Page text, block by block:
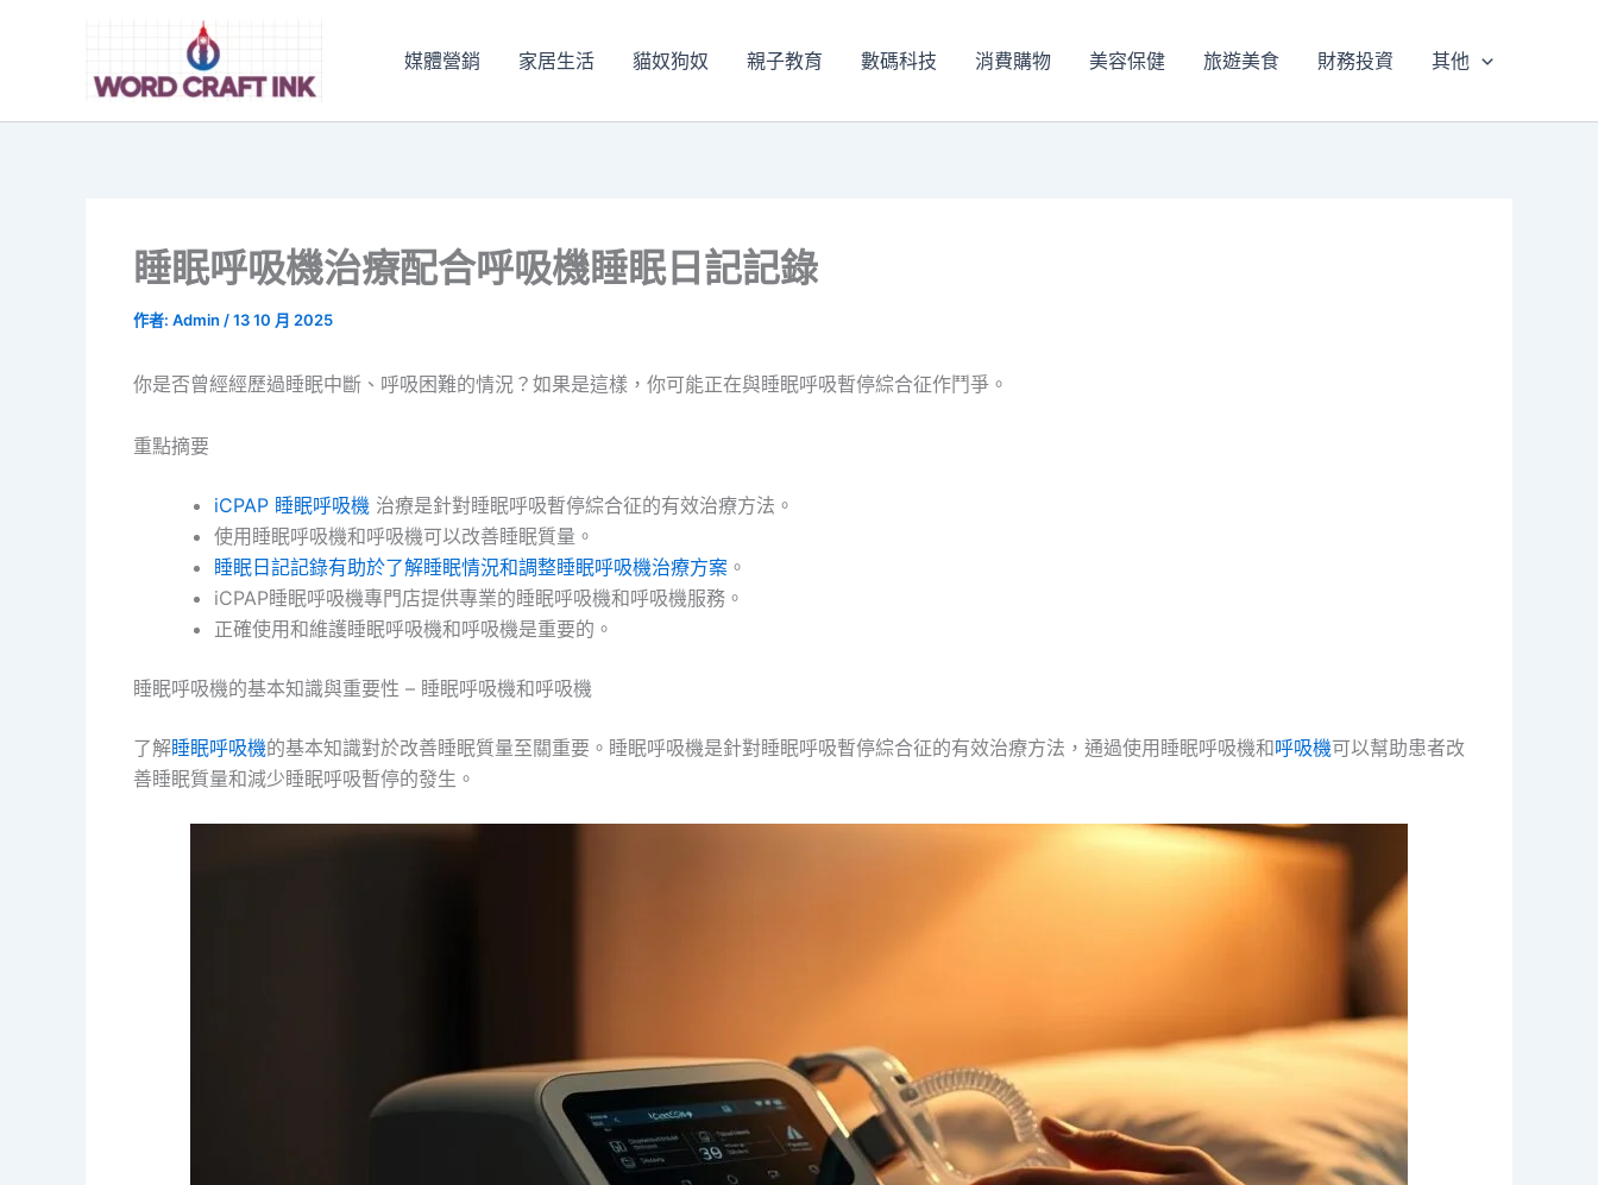
媒體營銷 家居生活 貓奴狗奴 親子教育 數碼科技 消費購物 美容保健 旅遊美食 財務投資 其他
睡眠呼吸機治療配合呼吸機睡眠日記記錄
作者: Admin /13 10 月 2025
你是否曾經經歷過睡眠中斷、呼吸困難的情況？如果是這樣，你可能正在與睡眠呼吸暫停綜合征作鬥爭。
重點摘要
iCPAP 睡眠呼吸機 治療是針對睡眠呼吸暫停綜合征的有效治療方法。
使用睡眠呼吸機和呼吸機可以改善睡眠質量。
睡眠日記記錄有助於了解睡眠情況和調整睡眠呼吸機治療方案 。
iCPAP睡眠呼吸機專門店提供專業的睡眠呼吸機和呼吸機服務。
正確使用和維護睡眠呼吸機和呼吸機是重要的。
睡眠呼吸機的基本知識與重要性 – 睡眠呼吸機和呼吸機
了解睡眠呼吸機的基本知識對於改善睡眠質量至關重要。睡眠呼吸機是針對睡眠呼吸暫停綜合征的有效治療方法，通過使用睡眠呼吸機和呼吸機可以幫助患者改
善睡眠質量和減少睡眠呼吸暫停的發生。